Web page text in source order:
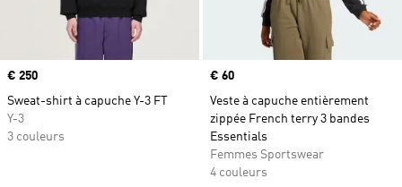
Prix
€ 250
Sweat-shirt à capuche Y-3 FT
Y-3
3 couleurs
Prix
€ 60
Veste à capuche entièrement
zippée French terry 3 bandes
Essentials
Femmes Sportswear
4 couleurs